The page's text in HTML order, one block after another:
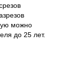
можно
до 25 лет.